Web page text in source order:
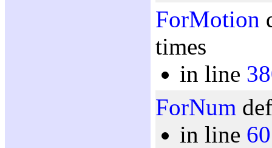
ForMotion
times
in line
ForNum
in line